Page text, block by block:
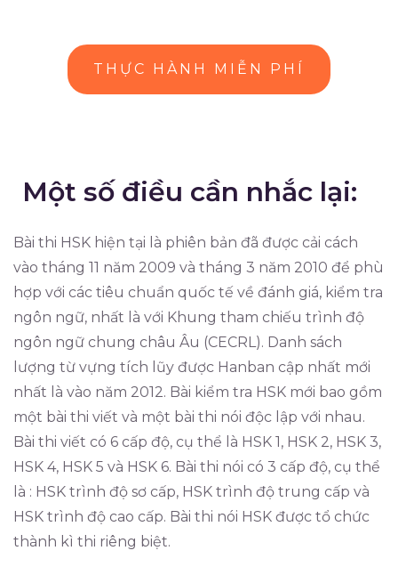
THỰC HÀNH MIỄN PHÍ
Một số điều cần nhắc lại:
Bài thi HSK hiện tại là phiên bản đã được cải cách
vào tháng 11 năm 2009 và tháng 3 năm 2010 để phù
hợp với các tiêu chuẩn quốc tế về đánh giá, kiểm tra
ngôn ngữ, nhất là với Khung tham chiếu trình độ
ngôn ngữ chung châu Âu (CECRL). Danh sách
lượng từ vựng tích lũy được Hanban cập nhất mới
nhất là vào năm 2012. Bài kiểm tra HSK mới bao gồm
một bài thi viết và một bài thi nói độc lập với nhau.
Bài thi viết có 6 cấp độ, cụ thể là HSK 1, HSK 2, HSK 3,
HSK 4, HSK 5 và HSK 6. Bài thi nói có 3 cấp độ, cụ thể
là : HSK trình độ sơ cấp, HSK trình độ trung cấp và
HSK trình độ cao cấp. Bài thi nói HSK được tổ chức
thành kì thi riêng biệt.